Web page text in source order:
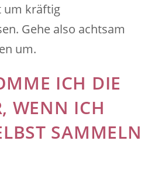
um kräftig
Gehe also achtsam
um.
ICH DIE
WENN ICH
SAMMELN